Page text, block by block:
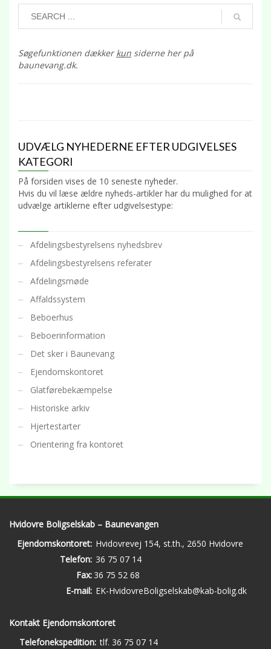
Søgefunktionen dækkerkun siderne her på
baunevang.dk.
UDVÆLG NYHEDERNE EFTER UDGIVELSES
KATEGORI
På forsiden vises de 10 seneste nyheder.
Hvis du vil læse ældre nyheds-artikler har du mulighed for at
udvælge artiklerne efter udgivelsestype:
Afdelingsbestyrelsens nyhedsbrev
Afdelingsbestyrelsens referater
Afdelingsmøde
Affaldssystem
Beboerhus
Beboerinformation
Det sker i Baunevang
Ejendomskontoret
Glatførebekæmpelse
Historiske arkiv
Hjertestarter
Orientering fra kontoret
Hvidovre Boligselskab – Baunevangen
Ejendomskontoret: Hvidovrevej 154, st.th., 2650 Hvidovre
Telefon: 36 75 07 14
Fax: 36 75 52 68
E-mail: EK-HvidovreBoligselskab@kab-bolig.dk
Kontakt Ejendomskontoret
Telefonekspedition: tlf. 36 75 07 14